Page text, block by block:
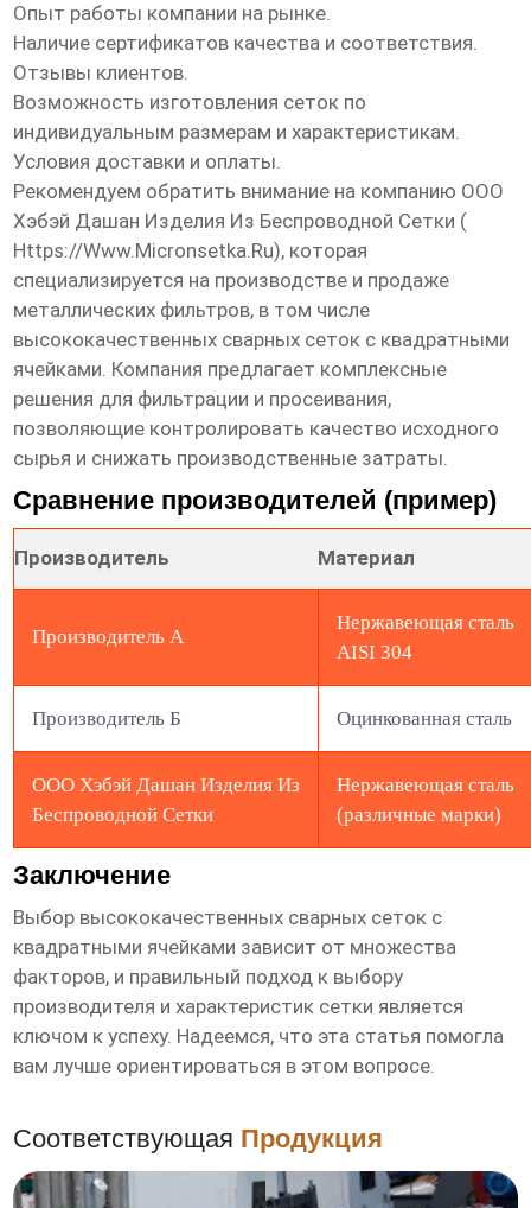
Опыт работы компании на рынке.
Наличие сертификатов качества и соответствия.
Отзывы клиентов.
Возможность изготовления сеток по
индивидуальным размерам и характеристикам.
Условия доставки и оплаты.
Рекомендуем обратить внимание на компанию ООО
Хэбэй Дашан Изделия Из Беспроводной Сетки (
Https://www.micronsetka.ru), которая
специализируется на производстве и продаже
металлических фильтров, в том числе
высококачественных сварных сеток с квадратными
ячейками. Компания предлагает комплексные
решения для фильтрации и просеивания,
позволяющие контролировать качество исходного
сырья и снижать производственные затраты.
Сравнение производителей (пример)
Производитель Материал
Производитель А
Нержавеющая сталь
AISI 304
Производитель Б Оцинкованная сталь
ООО Хэбэй Дашан Изделия Из
Беспроводной Сетки
Нержавеющая сталь
(различные марки)
Заключение
Выбор высококачественных сварных сеток с
квадратными ячейками зависит от множества
факторов, и правильный подход к выбору
производителя и характеристик сетки является
ключом к успеху. Надеемся, что эта статья помогла
вам лучше ориентироваться в этом вопросе.
Соответствующая Продукция